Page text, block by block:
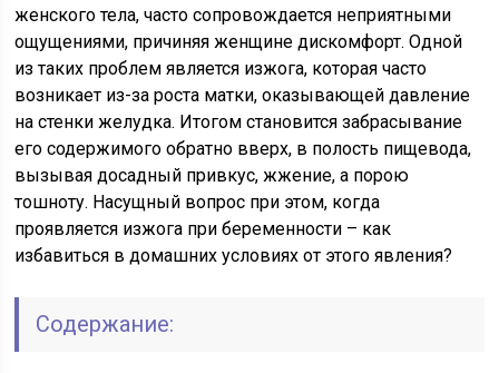
женского тела, часто сопровождается неприятными
ощущениями, причиняя женщине дискомфорт. Одной
из таких проблем является изжога, которая часто
возникает из-за роста матки, оказывающей давление
на стенки желудка. Итогом становится забрасывание
его содержимого обратно вверх, в полость пищевода,
вызывая досадный привкус, жжение, а порою
тошноту. Насущный вопрос при этом, когда
проявляется изжога при беременности – как
избавиться в домашних условиях от этого явления?
Содержание: